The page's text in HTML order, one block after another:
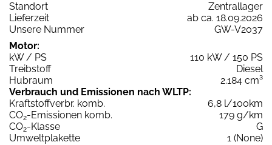
Standort
Zentrallager
Lieferzeit
ab ca. 18.09.2026
Unsere Nummer
GW-V2037
Motor:
kW / PS
110 kW / 150 PS
Treibstoff
Diesel
Hubraum
2.184 cm³
Verbrauch und Emissionen nach WLTP:
Kraftstoffverbr. komb.
6,8 l/100km
CO2-Emissionen komb.
179 g/km
CO2-Klasse
G
Umweltplakette
1 (None)